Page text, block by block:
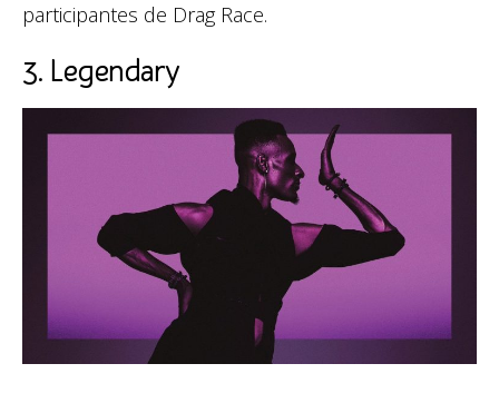
participantes de Drag Race.
3. Legendary